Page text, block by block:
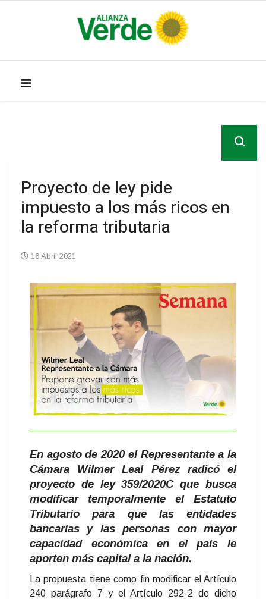
Proyecto de ley pide
impuesto a los más ricos en
la reforma tributaria
16 Abril 2021
En agosto de 2020 el Representante a la
Cámara Wilmer Leal Pérez radicó el
proyecto de ley 359/2020C que busca
modificar temporalmente el Estatuto
Tributario para que las entidades
bancarias y las personas con mayor
capacidad económica en el país le
aporten más capital a la nación.
La propuesta tiene como fin modificar el Artículo
240 parágrafo 7 y el Artículo 292-2 de dicho